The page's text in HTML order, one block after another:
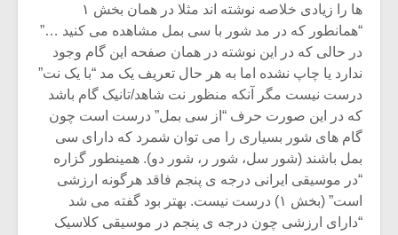
ها را زیادی خلاصه نوشته اند مثلا در همان بخش ۱
“همانطور که در مد شور با سی بمل مشاهده می کنید …”
در حالی که در این نوشته در همان صفحه این گام وجود
ندارد یا چاپ نشده اما به هر حال تعریف یک مد “با یک نت”
درست نیست مگر آنکه منظور نت شاهد/تانیک گام باشد
که در این صورت حرف “از سی بمل” درست است چون
گام های شور بسیاری را می توان شمرد که دارای سی
بمل باشند (شور سل، شور ر، شور دو). همینطور گزاره
“در موسیقی ایرانی درجه ی پنجم فاقد هرگونه ارزشی
است” (بخش ۱) درست نیست. بهتر بود گفته می شد
“دارای ارزشی چون درجه ی پنجم در موسیقی کلاسیک